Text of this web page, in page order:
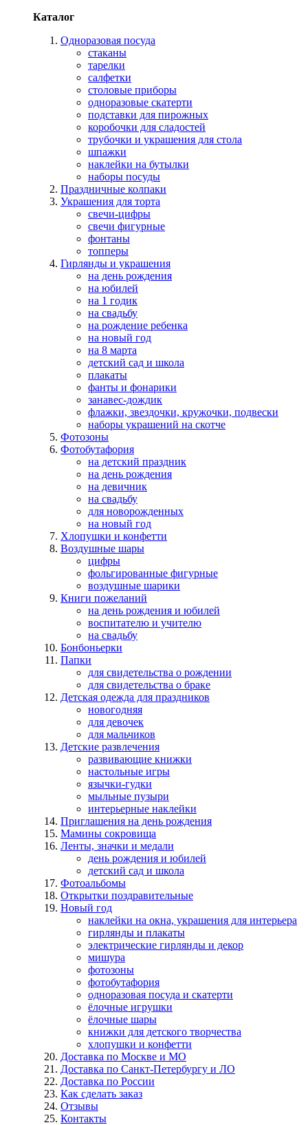
Каталог
Одноразовая посуда
стаканы
тарелки
салфетки
столовые приборы
одноразовые скатерти
подставки для пирожных
коробочки для сладостей
трубочки и украшения для стола
шпажки
наклейки на бутылки
наборы посуды
Праздничные колпаки
Украшения для торта
свечи-цифры
свечи фигурные
фонтаны
топперы
Гирлянды и украшения
на день рождения
на юбилей
на 1 годик
на свадьбу
на рождение ребенка
на новый год
на 8 марта
детский сад и школа
плакаты
фанты и фонарики
занавес-дождик
флажки, звездочки, кружочки, подвески
наборы украшений на скотче
Фотозоны
Фотобутафория
на детский праздник
на день рождения
на девичник
на свадьбу
для новорожденных
на новый год
Хлопушки и конфетти
Воздушные шары
цифры
фольгированные фигурные
воздушные шарики
Книги пожеланий
на день рождения и юбилей
воспитателю и учителю
на свадьбу
Бонбоньерки
Папки
для свидетельства о рождении
для свидетельства о браке
Детская одежда для праздников
новогодняя
для девочек
для мальчиков
Детские развлечения
развивающие книжки
настольные игры
язычки-гудки
мыльные пузыри
интерьерные наклейки
Приглашения на день рождения
Мамины сокровища
Ленты, значки и медали
день рождения и юбилей
детский сад и школа
Фотоальбомы
Открытки поздравительные
Новый год
наклейки на окна, украшения для интерьера
гирлянды и плакаты
электрические гирлянды и декор
мишура
фотозоны
фотобутафория
одноразовая посуда и скатерти
ёлочные игрушки
ёлочные шары
книжки для детского творчества
хлопушки и конфетти
Доставка по Москве и МО
Доставка по Санкт-Петербургу и ЛО
Доставка по России
Как сделать заказ
Отзывы
Контакты